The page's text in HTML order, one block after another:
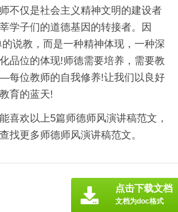
不仅是社会主义精神文明的建设者
学子们的道德基因的转接者。因
说教，而是一种精神体现，一种深
品位的体现!师德需要培养，需要教
每位教师的自我修养!让我们以良好
育的蓝天!
喜欢以上5篇师德师风演讲稿范文，
找更多师德师风演讲稿范文。
点击下载文档
文档为doc格式